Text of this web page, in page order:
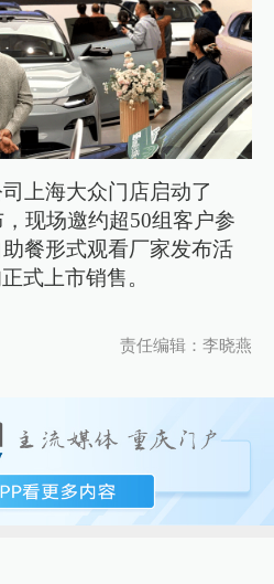
上海大众门店启动了
现场邀约超50组客户参
餐形式观看厂家发布活
式上市销售。
责任编辑：李晓燕